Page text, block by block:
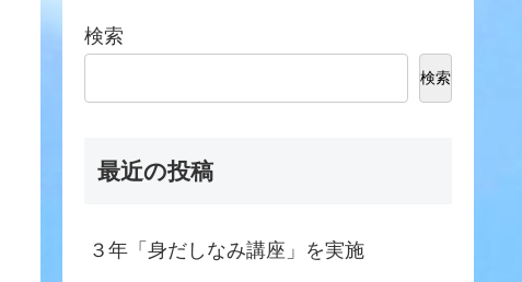
検索
検索
最近の投稿
３年「身だしなみ講座」を実施